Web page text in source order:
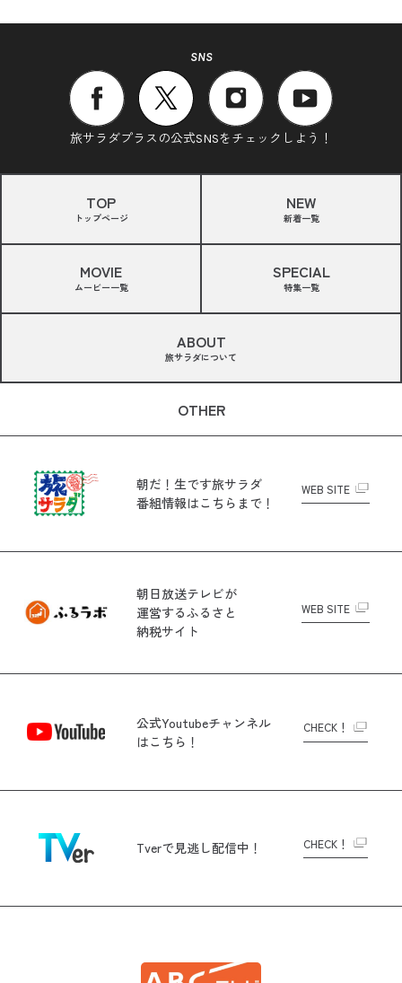
SNS
旅サラダプラスの公式SNSをチェックしよう！
TOP
トップページ
NEW
新着一覧
MOVIE
ムービー一覧
SPECIAL
特集一覧
ABOUT
旅サラダについて
OTHER
朝だ！生です旅サラダ
番組情報はこちらまで！
WEB SITE
朝日放送テレビが
運営するふるさと
納税サイト
WEB SITE
公式Youtubeチャンネル
はこちら！
CHECK！
Tverで見逃し配信中！ CHECK！